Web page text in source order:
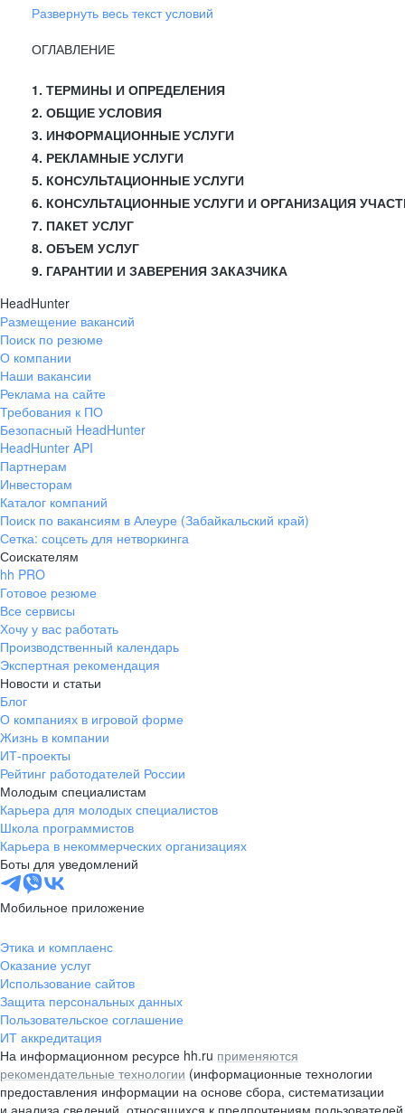
Развернуть весь текст условий
ОГЛАВЛЕНИЕ
1. ТЕРМИНЫ И ОПРЕДЕЛЕНИЯ
2. ОБЩИЕ УСЛОВИЯ
3. ИНФОРМАЦИОННЫЕ УСЛУГИ
4. РЕКЛАМНЫЕ УСЛУГИ
5. КОНСУЛЬТАЦИОННЫЕ УСЛУГИ
6. КОНСУЛЬТАЦИОННЫЕ УСЛУГИ И ОРГАНИЗАЦИЯ
7. ПАКЕТ УСЛУГ
8. ОБЪЕМ УСЛУГ
9. ГАРАНТИИ И ЗАВЕРЕНИЯ ЗАКАЗЧИКА
HeadHunter
Размещение вакансий
Поиск по резюме
О компании
Наши вакансии
Реклама на сайте
Требования к ПО
Безопасный HeadHunter
HeadHunter API
Партнерам
Инвесторам
Каталог компаний
Поиск по вакансиям в Алеуре (Забайкальский край)
Сетка: соцсеть для нетворкинга
Соискателям
hh PRO
Готовое резюме
Все сервисы
Хочу у вас работать
Производственный календарь
Экспертная рекомендация
Новости и статьи
Блог
О компаниях в игровой форме
Жизнь в компании
ИТ-проекты
Рейтинг работодателей России
Молодым специалистам
Карьера для молодых специалистов
Школа программистов
Карьера в некоммерческих организациях
Боты для уведомлений
Мобильное приложение
Этика и комплаенс
Оказание услуг
Использование сайтов
Защита персональных данных
Пользовательское соглашение
ИТ аккредитация
На информационном ресурсе hh.ru применяются
рекомендательные технологии (информационные технологии
предоставления информации на основе сбора, систематизации
и анализа сведений, относящихся к предпочтениям пользователей